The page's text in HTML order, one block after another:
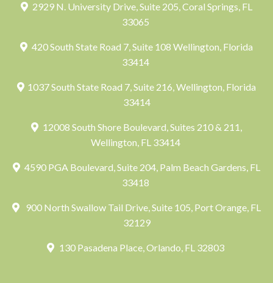
2929 N. University Drive, Suite 205, Coral Springs, FL
33065
420 South State Road 7, Suite 108 Wellington, Florida
33414
1037 South State Road 7, Suite 216, Wellington, Florida
33414
12008 South Shore Boulevard, Suites 210 & 211,
Wellington, FL 33414
4590 PGA Boulevard, Suite 204, Palm Beach Gardens, FL
33418
900 North Swallow Tail Drive, Suite 105, Port Orange, FL
32129
130 Pasadena Place, Orlando, FL 32803